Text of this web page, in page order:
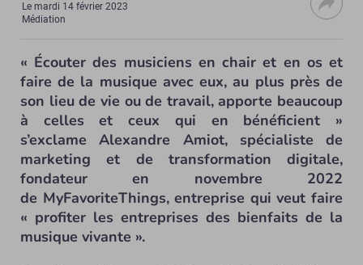
Lemardi 14 février 2023
Médiation
« Écouter des musiciens en chair et en os et
faire de la musique avec eux, au plus près de
son lieu de vie ou de travail, apporte beaucoup
à celles et ceux qui en bénéficient »
s’exclame Alexandre Amiot, spécialiste de
marketing et de transformation digitale,
fondateur en novembre 2022
de MyFavoriteThings, entreprise qui veut faire
« profiter les entreprises des bienfaits de la
musique vivante ».